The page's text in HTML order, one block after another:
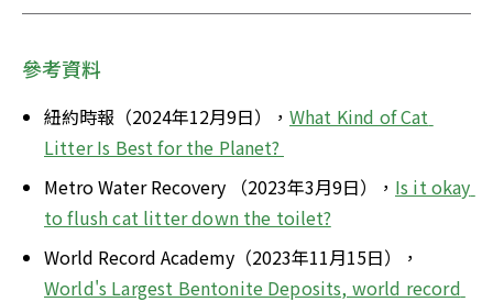
參考資料
紐約時報（2024年12月9日）， What Kind of Cat
Litter Is Best for the Planet?
Metro Water Recovery （2023年3月9日）， Is it okay
to flush cat litter down the toilet?
World Record Academy（2023年11月15日），
World's Largest Bentonite Deposits, world record